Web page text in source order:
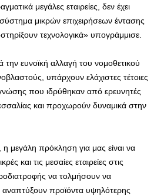
μεγάλες εταιρείες, δεν έχει
μικρών επιχειρήσεων έντασης
τεχνολογικά» υπογράμμισε.
ευνοϊκή αλλαγή του νομοθετικού
υπάρχουν ελάχιστες τέτοιες
γνώσης που ιδρύθηκαν από ερευνητές
και προχωρούν δυναμικά στην
μεγάλη πρόκληση για μας είναι να
και τις μεσαίες εταιρείες στις
να τολμήσουν να
αναπτύξουν προϊόντα υψηλότερης